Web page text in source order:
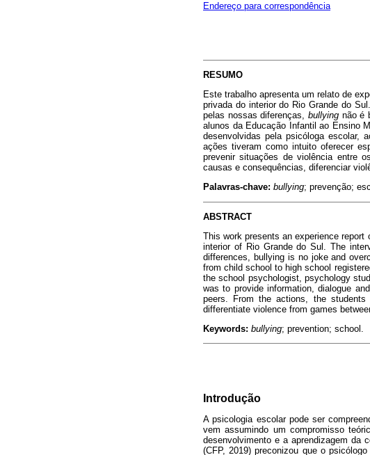
Endereço para correspondência
RESUMO
Este trabalho apresenta um relato de
privada do interior do Rio Grande do
pelas nossas diferenças,bullying não é
alunos da Educação Infantil ao Ensino
desenvolvidas pela psicóloga escolar,
ações tiveram como intuito oferecer
prevenir situações de violência entre
causas e consequências, diferenciar
Palavras-chave: bullying; prevenção;
ABSTRACT
This work presents an experience
interior of Rio Grande do Sul. The
differences, bullying is no joke and
from child school to high school
the school psychologist, psychology
was to provide information, dialogue
peers. From the actions, the students
differentiate violence from games
Keywords: bullying; prevention; school.
Introdução
A psicologia escolar pode ser
vem assumindo um compromisso
desenvolvimento e a aprendizagem da
(CFP, 2019) preconizou que o